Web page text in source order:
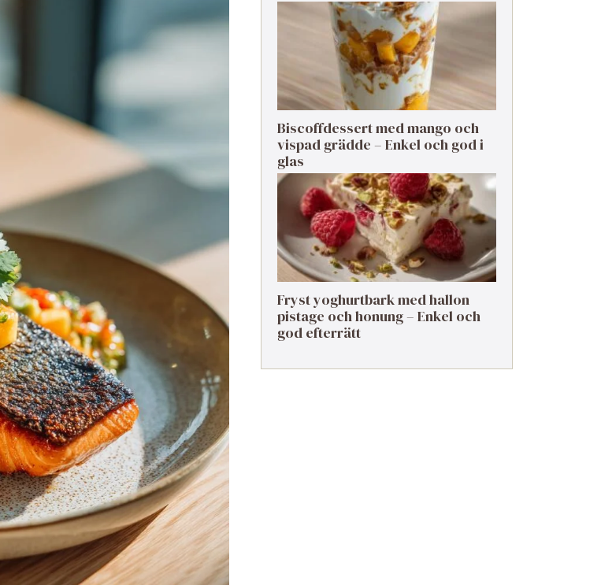
Biscoffdessert med mango och
vispad grädde – Enkel och god i
glas
Fryst yoghurtbark med hallon
pistage och honung – Enkel och
god efterrätt